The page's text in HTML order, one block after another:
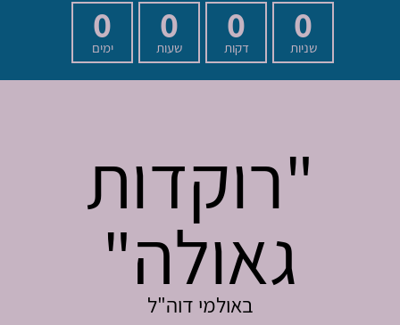
0
שניות
0
דקות
0
שעות
0
ימים
"רוקדות
גאולה"
באולמי דוה"ל